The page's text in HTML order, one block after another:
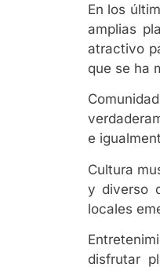
En los
amplias
atractivo
que se ha
e
Cultura
y diverso
locales
disfrutar